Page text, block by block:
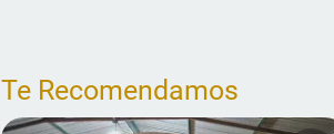
Te Recomendamos